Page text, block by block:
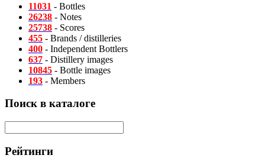
11031 - Bottles
26238 - Notes
25738 - Scores
455 - Brands / distilleries
400 - Independent Bottlers
637 - Distillery images
10845 - Bottle images
193 - Members
Поиск в каталоге
Рейтинги